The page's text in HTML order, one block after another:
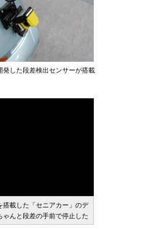
発した段差検出センサーが搭載
載した「セニアカー」のデ
んと段差の手前で停止した